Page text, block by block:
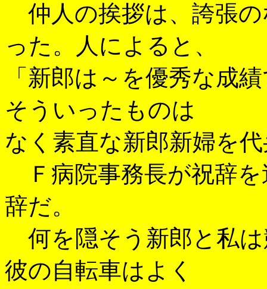
仲人の挨拶は、誇張
った。人によると、
「新郎は～を優秀な成
そういったものは
なく素直な新郎新婦を
Ｆ病院事務長が祝辞を
辞だ。
何を隠そう新郎と私
彼の自転車はよく